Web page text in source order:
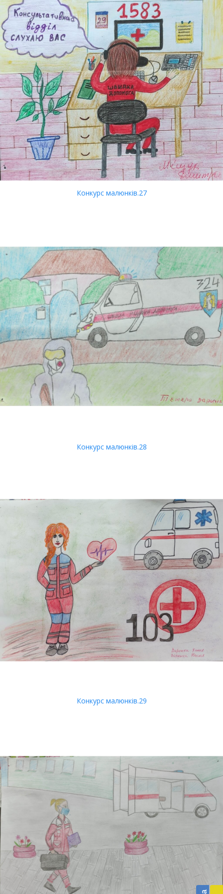
Конкурс малюнків.27
Конкурс малюнків.28
Конкурс малюнків.29